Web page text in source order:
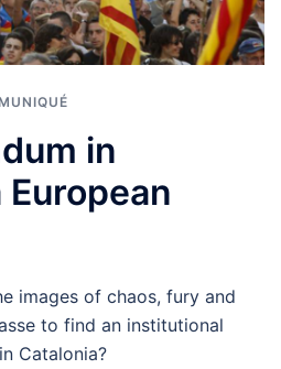
in
images of chaos, fury and
to find an institutional
Catalonia?